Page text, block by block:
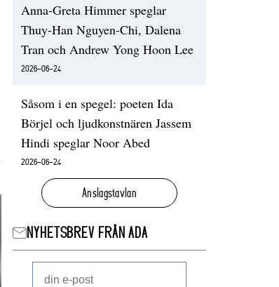
Anna-Greta Himmer speglar
Thuy-Han Nguyen-Chi, Dalena
Tran och Andrew Yong Hoon Lee
2026-06-24
Såsom i en spegel: poeten Ida
Börjel och ljudkonstnären Jassem
Hindi speglar Noor Abed
2026-06-24
Anslagstavlan
NYHETSBREV FRÅN ADA